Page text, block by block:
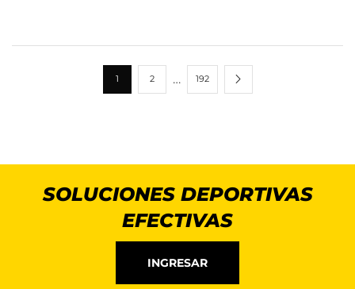
1 2 … 192
SOLUCIONES DEPORTIVAS
EFECTIVAS
INGRESAR